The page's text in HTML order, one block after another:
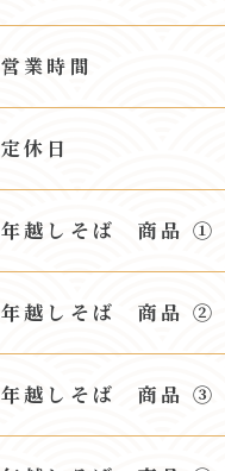
営業時間
定休日
年越しそば 商品 ①
年越しそば 商品 ②
年越しそば 商品 ③